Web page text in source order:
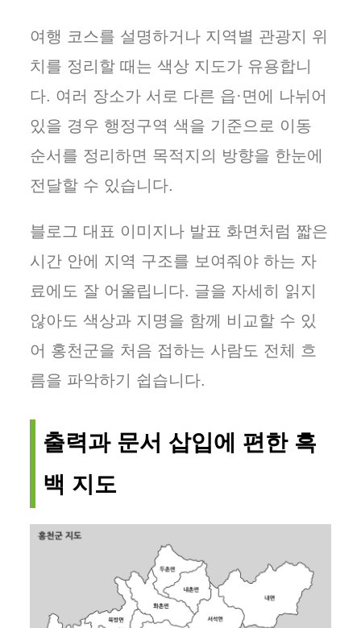
여행 코스를 설명하거나 지역별 관광지 위
치를 정리할 때는 색상 지도가 유용합니
다. 여러 장소가 서로 다른 읍·면에 나뉘어
있을 경우 행정구역 색을 기준으로 이동
순서를 정리하면 목적지의 방향을 한눈에
전달할 수 있습니다.
블로그 대표 이미지나 발표 화면처럼 짧은
시간 안에 지역 구조를 보여줘야 하는 자
료에도 잘 어울립니다. 글을 자세히 읽지
않아도 색상과 지명을 함께 비교할 수 있
어 홍천군을 처음 접하는 사람도 전체 흐
름을 파악하기 쉽습니다.
출력과 문서 삽입에 편한 흑
백 지도